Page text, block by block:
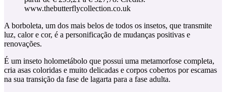
www.thebutterflycollection.co.uk
A borboleta, um dos mais belos de todos os insetos, que transmite
luz, calor e cor, é a personificação de mudanças positivas e
renovações.
É um inseto holometábolo que possui uma metamorfose completa,
cria asas coloridas e muito delicadas e corpos cobertos por escamas
na sua transição da fase de lagarta para a fase adulta.